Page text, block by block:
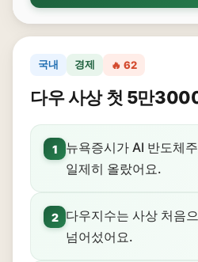
국내 경제 🔥 62
다우 사상 첫 5만
1
뉴욕증시가 AI 반도체
일제히 올랐어요.
2
다우지수는 사상 처음
넘어섰어요.